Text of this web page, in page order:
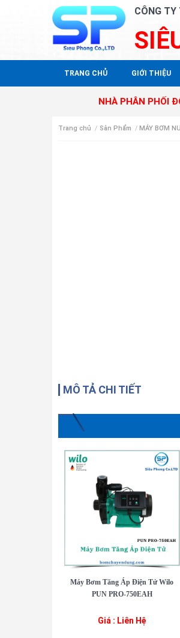
CÔNG
TRANG CHỦ GIỚI THIỆU
NHÀ PHÂN PHỐI ĐỘC
Trang chủ / Sản Phẩm / MÁY BƠM
MÔ TẢ CHI TIẾT
Máy Bơm Tăng Áp Điện Tử Wilo
PUN PRO-750EAH
Giá : Liên Hệ